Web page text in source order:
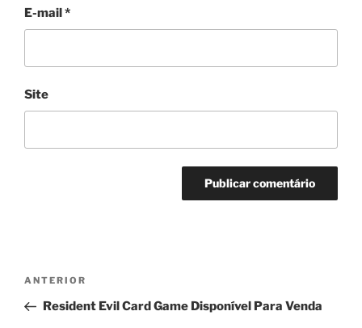
E-mail*
Site
Navegação
Post
Post
anterior
ANTERIOR
Resident Evil Card Game Disponível Para Venda